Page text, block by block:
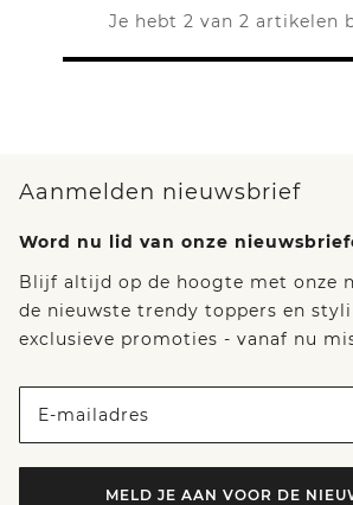
Je hebt 2 van 2 artikelen
Aanmelden nieuwsbrief
Word nu lid van onze
Blijf altijd op de hoogte met onze
de nieuwste trendy toppers en
exclusieve promoties - vanaf nu
E-mailadres
MELD JE AAN VOOR DE